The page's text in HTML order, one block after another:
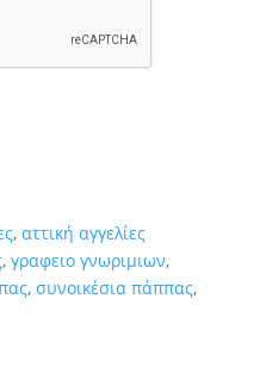
, αττική αγγελίες
, γραφειο γνωριμιων,
, συνοικέσια πάππας,